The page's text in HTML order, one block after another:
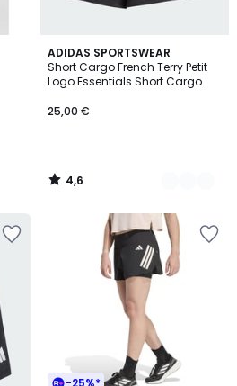
ADIDAS SPORTSWEAR
Short Cargo French Terry Petit
Logo Essentials Short Cargo
Essentials
25,00 €
4,6
/ 5
2
Couleurs
4,6
/
-25%*